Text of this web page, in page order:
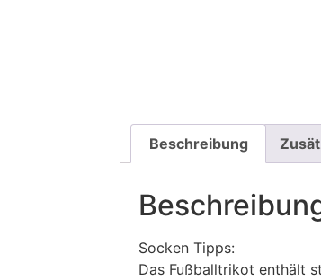
Beschreibung
Socken Tipps:
Das Fußballtrikot enthält